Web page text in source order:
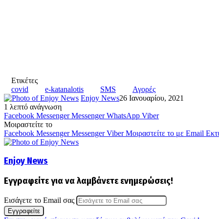
Ετικέτες
covid
e-katanalotis SMS
Αγορές
Enjoy News26 Ιανουαρίου, 2021
1 λεπτό ανάγνωση
Facebook Messenger Messenger WhatsApp Viber
Μοιραστείτε το
Facebook Messenger Messenger Viber Μοιραστείτε το με Email
Enjoy News
Εγγραφείτε για να λαμβάνετε ενημερώσεις!
Εισάγετε το Email σας